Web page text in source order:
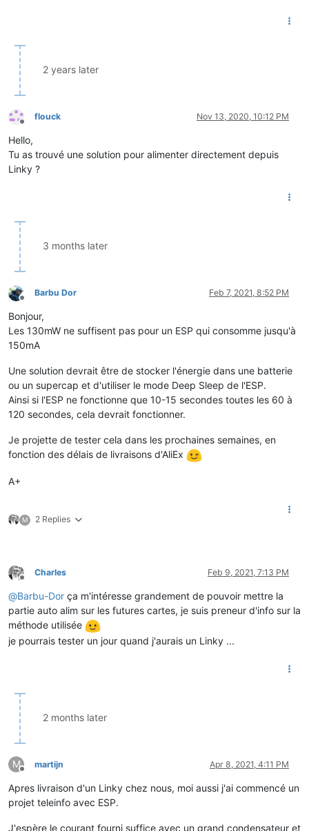
2 years later
Offline
flouck Nov 13, 2020, 10:12 PM
Hello,
Tu as trouvé une solution pour alimenter directement depuis
Linky ?
3 months later
Offline
Barbu Dor Feb 7, 2021, 8:52 PM
Bonjour,
Les 130mW ne suffisent pas pour un ESP qui consomme jusqu'à
150mA
Une solution devrait être de stocker l'énergie dans une batterie
ou un supercap et d'utiliser le mode Deep Sleep de l'ESP.
Ainsi si l'ESP ne fonctionne que 10-15 secondes toutes les 60 à
120 secondes, cela devrait fonctionner.
Je projette de tester cela dans les prochaines semaines, en
fonction des délais de livraisons d'AliEx
A+
M 2 Replies
Offline
Charles Feb 9, 2021, 7:13 PM
@Barbu-Dor ça m'intéresse grandement de pouvoir mettre la
partie auto alim sur les futures cartes, je suis preneur d'info sur la
méthode utilisée
je pourrais tester un jour quand j'aurais un Linky ...
2 months later
M
Offline
martijn Apr 8, 2021, 4:11 PM
Apres livraison d'un Linky chez nous, moi aussi j'ai commencé un
projet teleinfo avec ESP.
J'espère le courant fourni suffice avec un grand condensateur et